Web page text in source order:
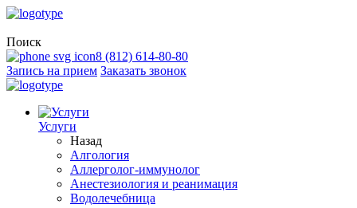
Поиск
8 (812) 614-80-80
Запись на прием Заказать звонок
Услуги
Назад
Алгология
Аллерголог-иммунолог
Анестезиология и реанимация
Водолечебница